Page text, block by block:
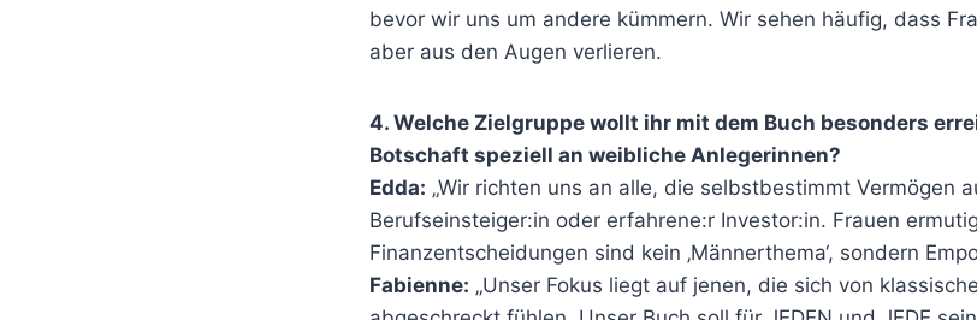
bevor wir uns um andere kümmern. Wir sehen häufig, dass
aber aus den Augen verlieren.
4. Welche Zielgruppe wollt ihr mit dem Buch besonders
Botschaft speziell an weibliche Anlegerinnen?
Edda: „Wir richten uns an alle, die selbstbestimmt Vermögen
Berufseinsteiger:in oder erfahrene:r Investor:in. Frauen
Finanzentscheidungen sind kein ‚Männerthema‘, sondern
Fabienne: „Unser Fokus liegt auf jenen, die sich von